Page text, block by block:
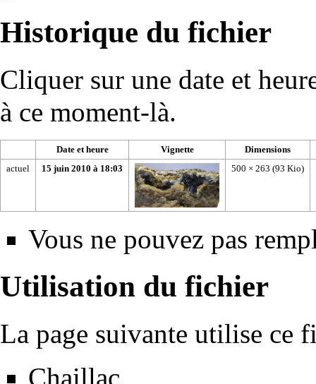
Historique du fichier
Cliquer sur une date et
à ce moment-là.
Date et heure Vignette
Dimensions
actuel
15 juin 2010 à 18:03 500 × 263 (93 Kio)
Vous ne pouvez pas
Utilisation du fichier
La page suivante utilise ce
Chaillac